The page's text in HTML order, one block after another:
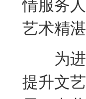
情服务
艺术精
为进一
提升文